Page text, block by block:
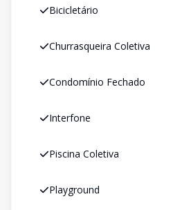
Bicicletário
Churrasqueira Coletiva
Condomínio Fechado
Interfone
Piscina Coletiva
Playground